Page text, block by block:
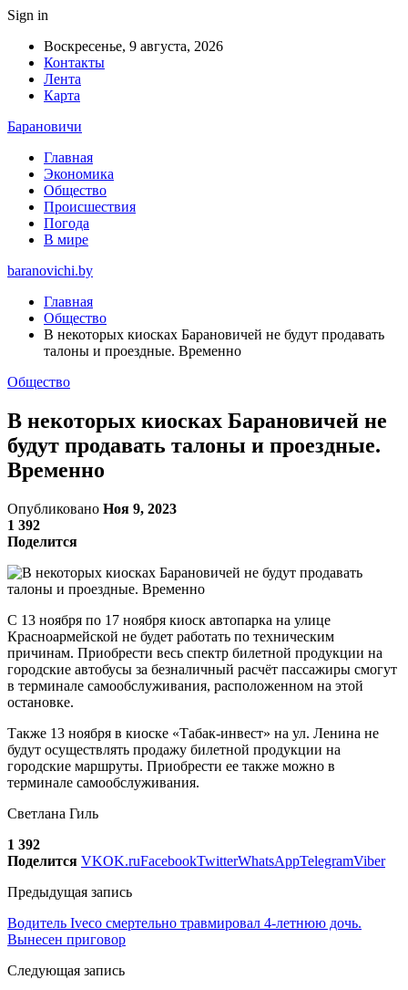
Sign in
Воскресенье, 9 августа, 2026
Контакты
Лента
Карта
Барановичи
Главная
Экономика
Общество
Происшествия
Погода
В мире
baranovichi.by
Главная
Общество
В некоторых киосках Барановичей не будут продавать
талоны и проездные. Временно
Общество
В некоторых киосках Барановичей не
будут продавать талоны и проездные.
Временно
Опубликовано Ноя 9, 2023
1 392
Поделится
С 13 ноября по 17 ноября киоск автопарка на улице
Красноармейской не будет работать по техническим
причинам. Приобрести весь спектр билетной продукции на
городские автобусы за безналичный расчёт пассажиры смогут
в терминале самообслуживания, расположенном на этой
остановке.
Также 13 ноября в киоске «Табак-инвест» на ул. Ленина не
будут осуществлять продажу билетной продукции на
городские маршруты. Приобрести ее также можно в
терминале самообслуживания.
Светлана Гиль
1 392
Поделится VKOK.ruFacebookTwitterWhatsAppTelegramViber
Предыдущая запись
Водитель Iveco смертельно травмировал 4-летнюю дочь.
Вынесен приговор
Следующая запись